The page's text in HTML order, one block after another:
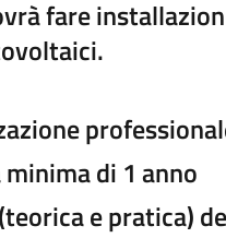
fare
di 1 anno
e pratica)